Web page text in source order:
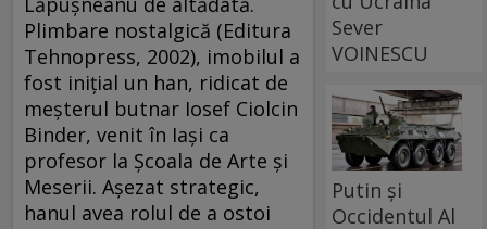
Plimbare nostalgică (Editura
Tehnopress, 2002), imobilul a
fost iniţial un han, ridicat de
meşterul butnar Iosef Ciolcin
Binder, venit în Iaşi ca
profesor la Şcoala de Arte şi
Meserii. Aşezat strategic,
hanul avea rolul de a ostoi
Sever
VOINESCU
Putin și
Occidentul Al